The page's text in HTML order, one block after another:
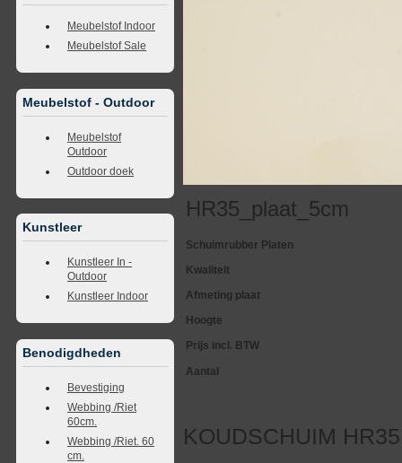
Meubelstof Indoor
Meubelstof Sale
Meubelstof - Outdoor
Meubelstof
Outdoor
Outdoor doek
Kunstleer
Kunstleer In -
Outdoor
Kunstleer Indoor
Benodigdheden
Bevestiging
Webbing /Riet
60cm.
Webbing /Riet. 60
cm.
HR35_plaat_5cm
Schuimrubber Platen
Kwaliteit
Afmeting plaat
Hoogte
Prijs incl. BTW
Aantal
KOUDSCHUIM